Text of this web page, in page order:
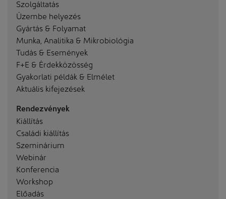
Szolgáltatás
Üzembe helyezés
Gyártás & Folyamat
Munka, Analitika & Mikrobiológia
Tudás & Események
F+E & Érdekközösség
Gyakorlati példák & Elmélet
Aktuális kifejezések
Rendezvények
Kiállítás
Családi kiállítás
Szeminárium
Webinár
Konferencia
Workshop
Előadás